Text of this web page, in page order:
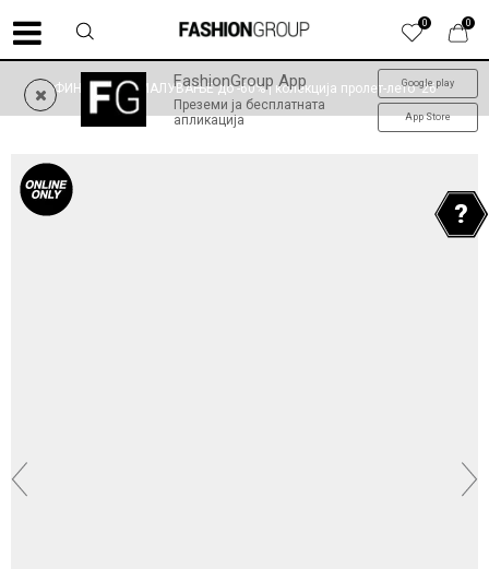
0
0
FashionGroup App
Преземи ја бесплатната
апликација
Google play
App Store
ФИНАЛНО НАМАЛУВАЊЕ до -60% | колекција пролет-лето '26